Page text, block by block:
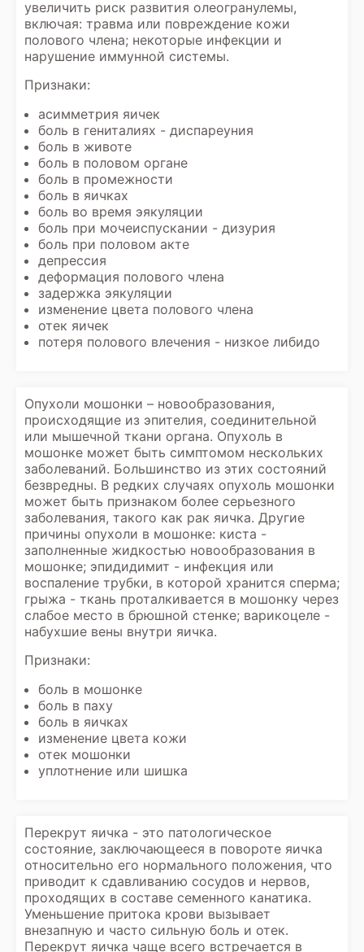
увеличить риск развития олеогранулемы,
включая: травма или повреждение кожи
полового члена; некоторые инфекции и
нарушение иммунной системы.
Признаки:
асимметрия яичек
боль в гениталиях - диспареуния
боль в животе
боль в половом органе
боль в промежности
боль в яичках
боль во время эякуляции
боль при мочеиспускании - дизурия
боль при половом акте
депрессия
деформация полового члена
задержка эякуляции
изменение цвета полового члена
отек яичек
потеря полового влечения - низкое либидо
Опухоли мошонки – новообразования,
происходящие из эпителия, соединительной
или мышечной ткани органа. Опухоль в
мошонке может быть симптомом нескольких
заболеваний. Большинство из этих состояний
безвредны. В редких случаях опухоль мошонки
может быть признаком более серьезного
заболевания, такого как рак яичка. Другие
причины опухоли в мошонке: киста -
заполненные жидкостью новообразования в
мошонке; эпидидимит - инфекция или
воспаление трубки, в которой хранится сперма;
грыжа - ткань проталкивается в мошонку через
слабое место в брюшной стенке; варикоцеле -
набухшие вены внутри яичка.
Признаки:
боль в мошонке
боль в паху
боль в яичках
изменение цвета кожи
отек мошонки
уплотнение или шишка
Перекрут яичка - это патологическое
состояние, заключающееся в повороте яичка
относительно его нормального положения, что
приводит к сдавливанию сосудов и нервов,
проходящих в составе семенного канатика.
Уменьшение притока крови вызывает
внезапную и часто сильную боль и отек.
Перекрут яичка чаще всего встречается в